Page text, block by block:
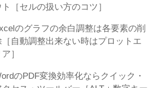
ト［セルの扱い方のコツ］
のグラフの余白調整は各要素の削
［自動調整出来ない時はプロットエ
］
のPDF変換効率化ならクイック・